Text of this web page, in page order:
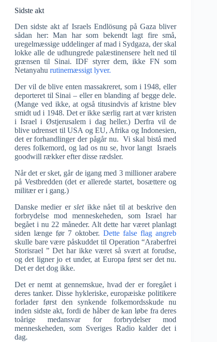
Sidste akt
Den sidste akt af Israels Endlösung på Gaza bliver
sådan her: Man har som bekendt lagt fire små,
uregelmæssige uddelinger af mad i Sydgaza, der skal
lokke alle de udhungrede palæstinensere helt ned til
grænsen til Sinai. IDF styrer dem, ikke FN som
Netanyahu rutinemæssigt lyver.
Der vil de blive enten massakreret, som i 1948, eller
deporteret til Sinai – eller en blanding af begge dele.
(Mange ved ikke, at også titusindvis af kristne blev
smidt ud i 1948. Det er ikke særlig rart at vær kristen
i Israel i Østjerusalem i dag heller.) Derfra vil de
blive udrenset til USA og EU, Afrika og Indonesien,
det er forhandlinger der pågår nu. Vi skal bistå med
deres folkemord, og lad os nu se, hvor langt Israels
goodwill rækker efter disse rædsler.
Når det er sket, går de igang med 3 millioner arabere
på Vestbredden (det er allerede startet, bosættere og
militær er i gang.)
Danske medier ersletikke nået til at beskrive den
forbrydelse mod menneskeheden, som Israel har
begået i nu 22 måneder. Alt dette har været planlagt
siden længe før 7 oktober.Dette false flag angreb
skulle bare være påskuddet til Operation “Araberfrei
Storisrael ” Det har ikke været så svært at forudse,
og det ligner jo et under, at Europa først ser det nu.
Det er det dog ikke.
Det er nemt at gennemskue, hvad der er foregået i
deres tanker. Disse hykleriske, europæiske politikere
forlader først den synkende folkemordsskude nu
inden sidste akt, fordi de håber de kan løbe fra deres
toårige medansvar for forbrydelser mod
menneskeheden, som Sveriges Radio kalder det i
dag.